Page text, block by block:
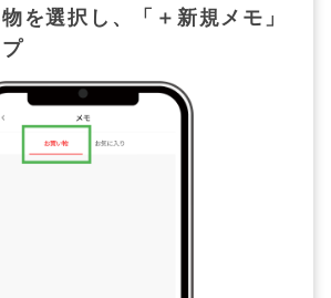
を選択し、「＋新規メモ」